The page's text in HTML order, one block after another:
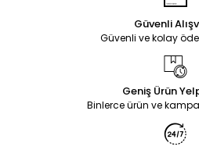
Güvenli
Güvenli ve kolay
Geniş Ürün
Binlerce ürün ve